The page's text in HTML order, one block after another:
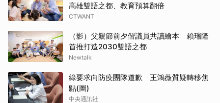
高雄雙語之都、教育預算翻倍
CTWANT
（影）父親節前夕偕議員共讀繪本 賴瑞隆
首推打造2030雙語之都
Newtalk
綠要求向防疫團隊道歉 王鴻薇質疑轉移焦
點(圖)
中央通訊社